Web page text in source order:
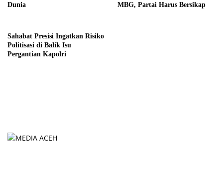
Dunia
MBG, Partai Harus Bersikap
Sahabat Presisi Ingatkan Risiko
Politisasi di Balik Isu
Pergantian Kapolri